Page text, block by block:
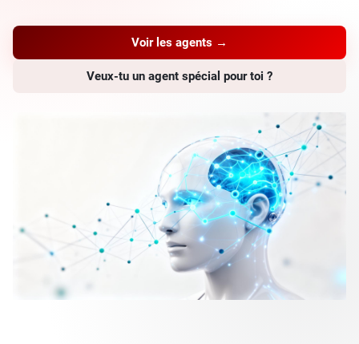
Voir les agents →
Veux-tu un agent spécial pour toi ?